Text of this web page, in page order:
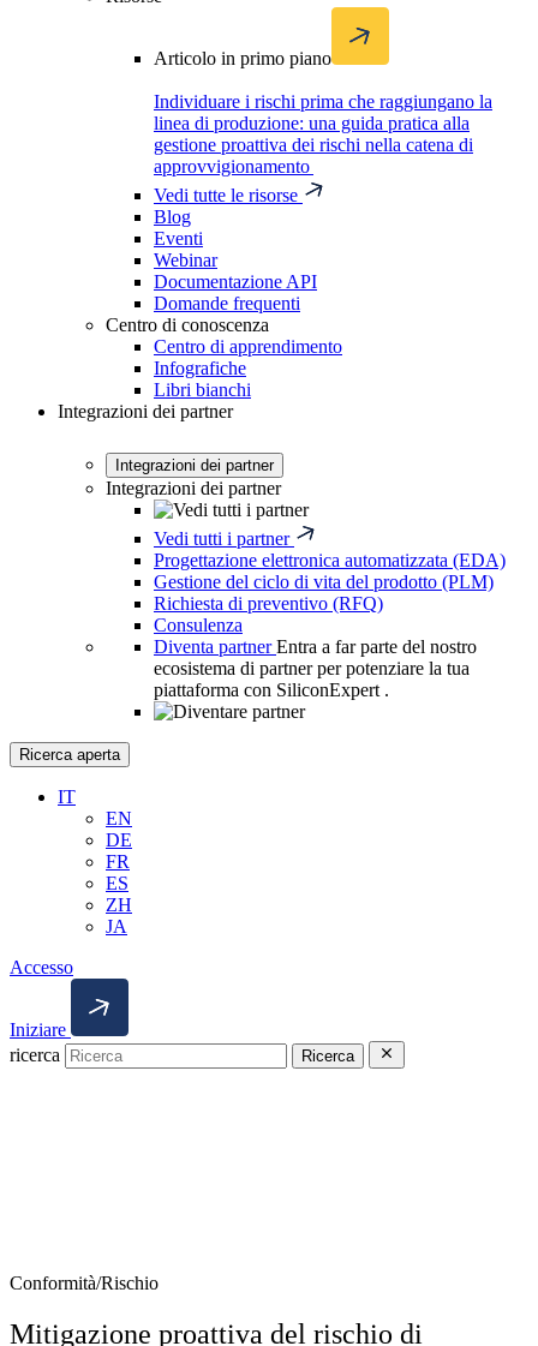
Articolo in primo piano
Individuare i rischi prima che raggiungano la
linea di produzione: una guida pratica alla
gestione proattiva dei rischi nella catena di
approvvigionamento
Vedi tutte le risorse
Blog
Eventi
Webinar
Documentazione API
Domande frequenti
Centro di conoscenza
Centro di apprendimento
Infografiche
Libri bianchi
Integrazioni dei partner
Integrazioni dei partner
Integrazioni dei partner
Vedi tutti i partner
Progettazione elettronica automatizzata (EDA)
Gestione del ciclo di vita del prodotto (PLM)
Richiesta di preventivo (RFQ)
Consulenza
Diventa partner Entra a far parte del nostro
ecosistema di partner per potenziare la tua
piattaforma con SiliconExpert .
Ricerca aperta
IT
EN
DE
FR
ES
ZH
JA
Accesso
Iniziare
ricerca
Ricerca
Conformità/Rischio
Mitigazione proattiva del rischio di